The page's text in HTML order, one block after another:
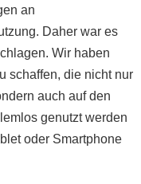
an
Daher war es
Wir haben
schaffen, die nicht nur
auch auf den
genutzt werden
oder Smartphone